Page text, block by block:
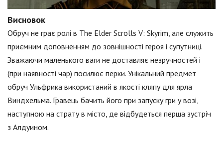
Висновок
Обруч не грає ролі в The Elder Scrolls V: Skyrim, але служить
приємним доповненням до зовнішності героя і супутниці.
Зважаючи маленького ваги не доставляє незручностей і
(при наявності чар) посилює перки. Унікальний предмет
обруч Ульфрика використаний в якості кляпу для ярла
Виндхельма. Гравець бачить його при запуску гри у возі,
наступною на страту в місто, де відбудеться перша зустріч
з Алдуином.